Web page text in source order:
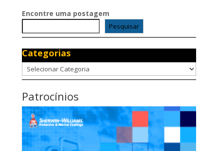
Encontre uma postagem
Pesquisar
Categorias
Categorias
Patrocínios